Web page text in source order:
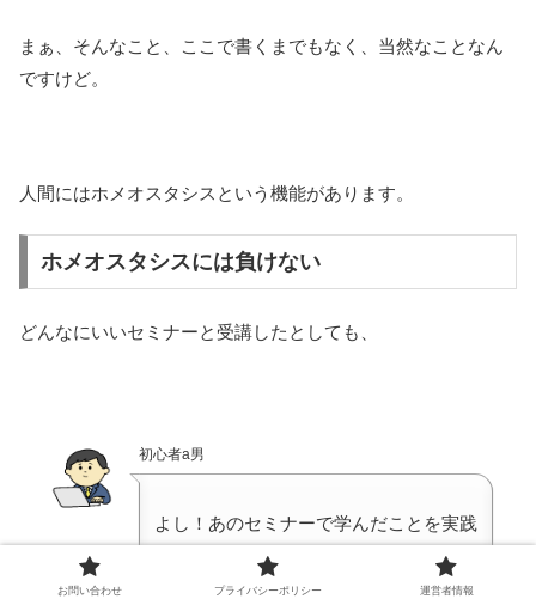
まぁ、そんなこと、ここで書くまでもなく、当然なことなん
ですけど。
人間にはホメオスタシスという機能があります。
ホメオスタシスには負けない
どんなにいいセミナーと受講したとしても、
初心者a男
よし！あのセミナーで学んだことを実践
お問い合わせ プライバシーポリシー 運営者情報